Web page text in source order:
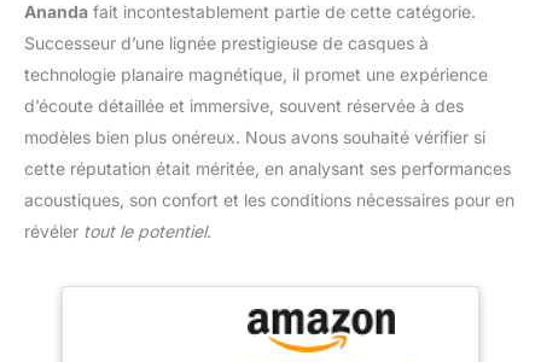
Ananda fait incontestablement partie de cette catégorie.
Successeur d’une lignée prestigieuse de casques à
technologie planaire magnétique, il promet une expérience
d’écoute détaillée et immersive, souvent réservée à des
modèles bien plus onéreux. Nous avons souhaité vérifier si
cette réputation était méritée, en analysant ses performances
acoustiques, son confort et les conditions nécessaires pour en
révéler tout le potentiel.